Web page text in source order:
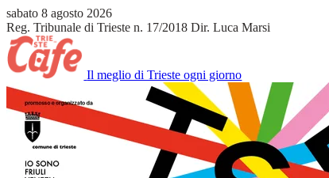
sabato 8 agosto 2026
Reg. Tribunale di Trieste n. 17/2018 Dir. Luca Marsi
Il meglio di Trieste ogni giorno